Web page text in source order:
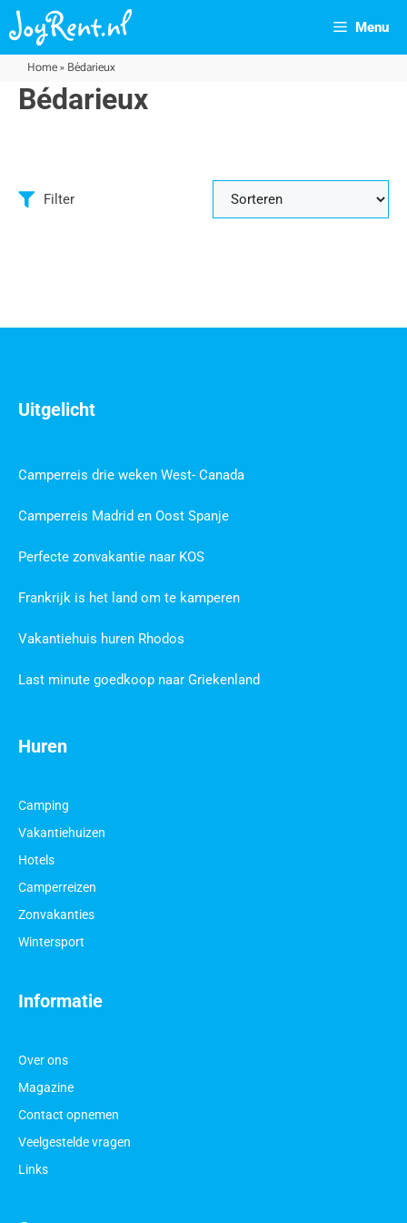
Menu
Home»Bédarieux
Bédarieux
Filter
Informatie
Over ons
Magazine
Contact opnemen
Veelgestelde vragen
Links
Huren
Camping
Vakantiehuizen
Hotels
Camperreizen
Zonvakanties
Wintersport
Uitgelicht
Camperreis drie weken West- Canada
Camperreis Madrid en Oost Spanje
Perfecte zonvakantie naar KOS
Frankrijk is het land om te kamperen
Vakantiehuis huren Rhodos
Last minute goedkoop naar Griekenland